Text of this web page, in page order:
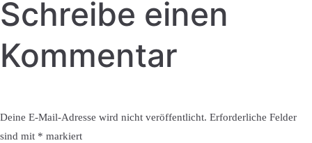
Schreibe einen
Kommentar
Deine E-Mail-Adresse wird nicht veröffentlicht. Erforderliche Felder
sind mit * markiert